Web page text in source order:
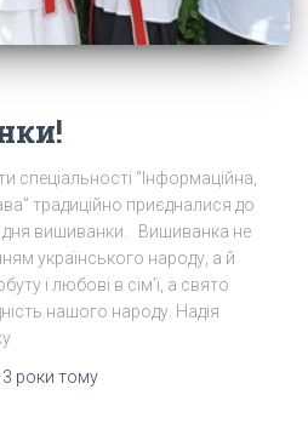
спеціальності “Інформаційна,
традиційно приєдналися до
дня вишиванки. Вишиванка не
українського народу, а й
і любові в сім’ї, а свято
нашого народу. Надія
3 роки тому